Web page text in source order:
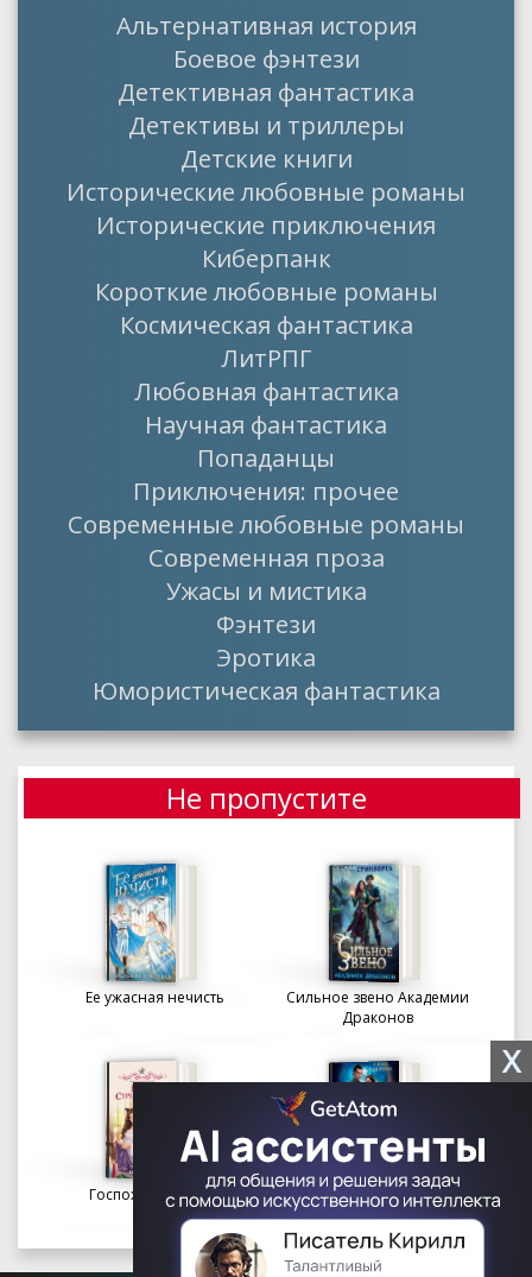
Альтернативная история
Боевое фэнтези
Детективная фантастика
Детективы и триллеры
Детские книги
Исторические любовные романы
Исторические приключения
Киберпанк
Короткие любовные романы
Космическая фантастика
ЛитРПГ
Любовная фантастика
Научная фантастика
Попаданцы
Приключения: прочее
Современные любовные романы
Современная проза
Ужасы и мистика
Фэнтези
Эротика
Юмористическая фантастика
Не пропустите
Ее ужасная нечисть
Сильное звено Академии
Драконов
Госпожа портниха
Осколки вечности в
Академии Судьбы
X